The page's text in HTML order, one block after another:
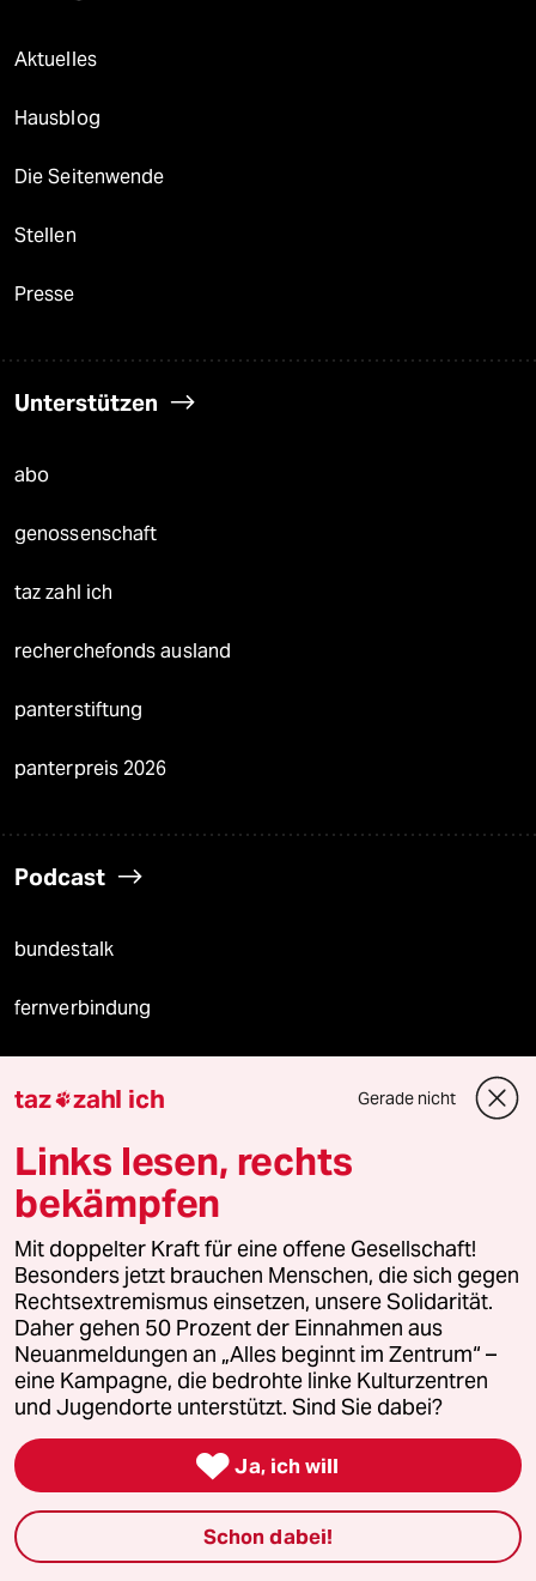
Aktuelles
Hausblog
Die Seitenwende
Stellen
Presse
Unterstützen
abo
genossenschaft
taz zahl ich
recherchefonds ausland
panterstiftung
panterpreis 2026
Podcast
bundestalk
fernverbindung
Freie Rede
reingehen
Newsletter
team zukunft
taz frisch
taz zahl ich
taz zahl ich Gerade nicht
Links lesen, rechts
bekämpfen
Mit doppelter Kraft für eine offene Gesellschaft!
Besonders jetzt brauchen Menschen, die sich gegen
Rechtsextremismus einsetzen, unsere Solidarität.
Daher gehen 50 Prozent der Einnahmen aus
Neuanmeldungen an „Alles beginnt im Zentrum“ –
eine Kampagne, die bedrohte linke Kulturzentren
und Jugendorte unterstützt. Sind Sie dabei?
 Ja, ich will
Schon dabei!